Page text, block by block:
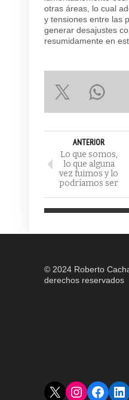
otras áreas, lo cual
y tensiones entre las
generar desajustes
resumidamente en
ANTERIOR
Lo que somos,
lo que alguna
vez fuimos y lo
podríamos ser
© 2024 Roberto
derechos reservados
X